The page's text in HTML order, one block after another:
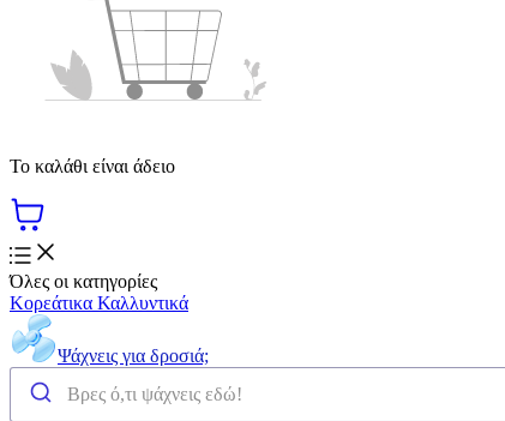
Το καλάθι είναι άδειο
Όλες οι κατηγορίες
Κορεάτικα Καλλυντικά
Ψάχνεις για δροσιά;